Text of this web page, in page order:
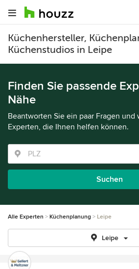
Küchenhersteller,
Küchenstudios in Leipe
Finden Sie passende
Nähe
Beantworten Sie ein paar Fragen
Experten, die Ihnen helfen können.
Suchen
Alle Experten Küchenplanung Leipe
Leipe